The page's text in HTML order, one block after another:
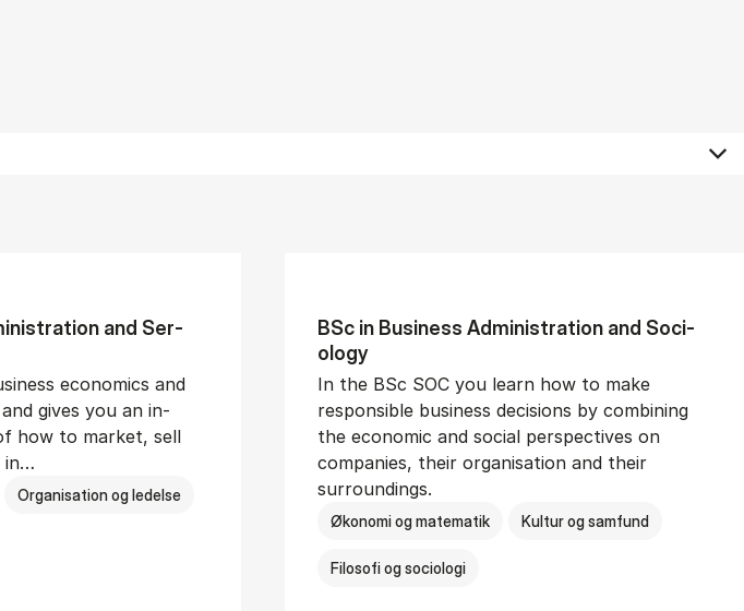
and Ser­
economics and
gives you an in-
how to market, sell
in…
Organisation og ledelse
BSc in Busi­ness Ad­min­is­tra­tion and So­ci­
ology
In the BSc SOC you learn how to make
responsible business decisions by combining
the economic and social perspectives on
companies, their organisation and their
surroundings.
Økonomi og matematik Kultur og samfund
Filosofi og sociologi